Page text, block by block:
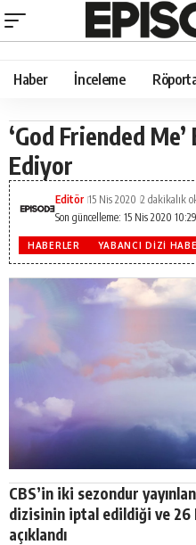
Haber İnceleme
‘God Friended
Ediyor
Son güncelleme: 15 Nis 2020 10:29
Editör 15 Nis 2020 2 dakikalık
HABERLER YABANCI DIZI
CBS’in iki sezondur
dizisinin iptal edildiği ve 26
açıklandı